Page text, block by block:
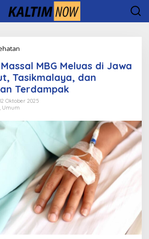
MBG
Meluas
di
Jawa
Barat:
dan
Pangandaran
Terdampak
MBG Meluas di Jawa
Tasikmalaya, dan
Terdampak
Oktober 2025
, Umum